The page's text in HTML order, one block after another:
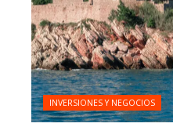
INVERSIONES Y NEGOCIOS